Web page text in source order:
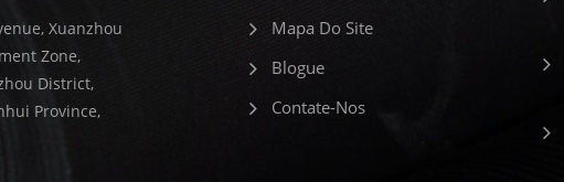
Xuanzhou
Zone,
District,
Province,
Mapa Do Site
Blogue
Contate-Nos